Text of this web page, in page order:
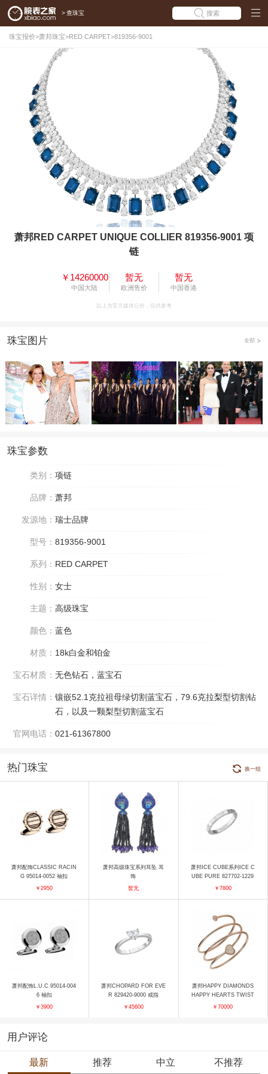
> 查珠宝 搜索
珠宝报价>萧邦珠宝>RED CARPET>819356-9001
萧邦RED CARPET UNIQUE COLLIER 819356-9001 项
链
￥14260000
中国大陆
暂无
欧洲售价
暂无
中国香港
以上为官方媒体公价，仅供参考
珠宝图片 全部
珠宝参数
类别： 项链
品牌： 萧邦
发源地： 瑞士品牌
型号： 819356-9001
系列： RED CARPET
性别： 女士
主题： 高级珠宝
颜色： 蓝色
材质： 18k白金和铂金
宝石材质： 无色钻石，蓝宝石
宝石详情： 镶嵌52.1克拉祖母绿切割蓝宝石，79.6克拉梨型切割钻
石，以及一颗梨型切割蓝宝石
官网电话： 021-61367800
热门珠宝 换一组
萧邦配饰CLASSIC RACIN
G 95014-0052 袖扣
￥2950
萧邦高级珠宝系列耳坠 耳
饰
暂无
萧邦ICE CUBE系列ICE C
UBE PURE 827702-1229
戒指
￥7800
萧邦配饰L.U.C 95014-004
6 袖扣
￥3900
萧邦CHOPARD FOR EVE
R 829420-9000 戒指
￥45600
萧邦HAPPY DIAMONDS
HAPPY HEARTS TWIST
85A082-5900 手镯
￥70000
用户评论
最新 推荐 中立 不推荐